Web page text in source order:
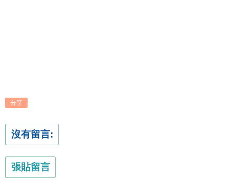
分享
沒有留言:
張貼留言